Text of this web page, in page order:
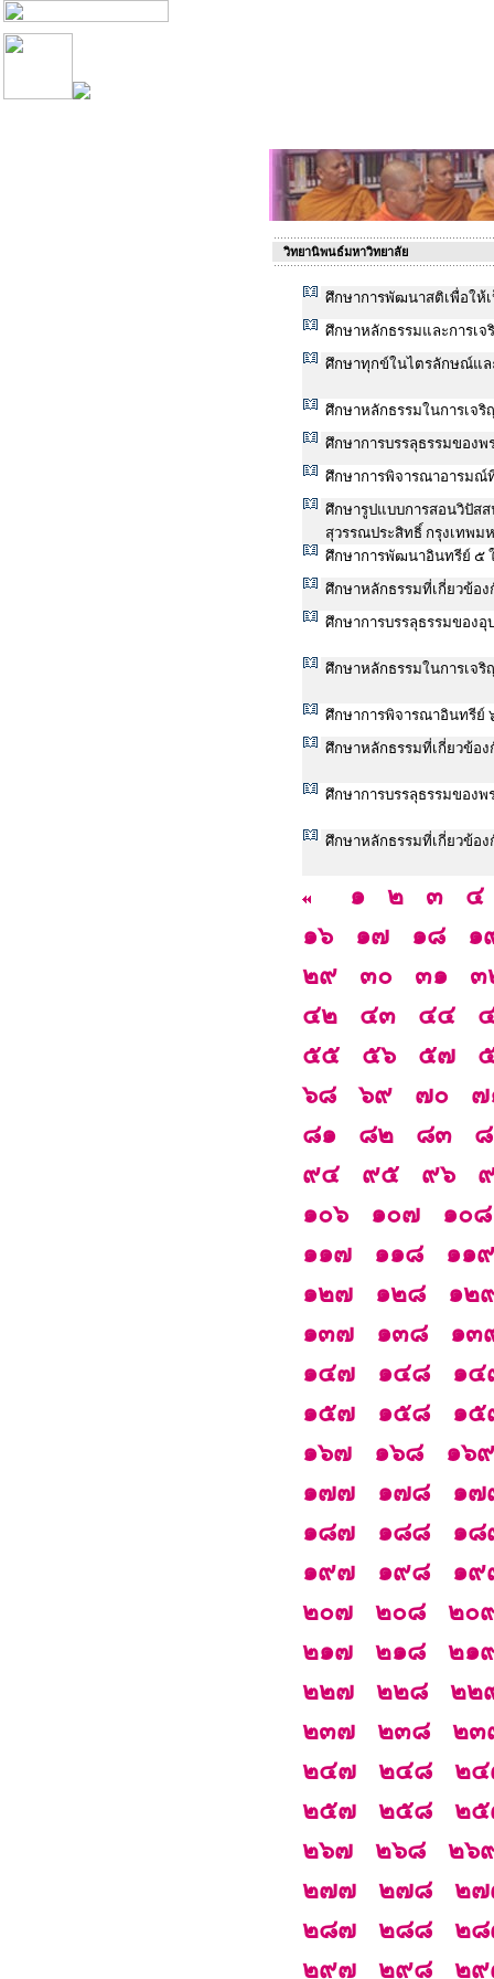
วิทยานิพนธ์มหาวิทยาลัย
ศึกษาการพัฒนาสติเพื่อให้
ศึกษาหลักธรรมและการเ
ศึกษาทุกข์ในไตรลักษณ์แล
ศึกษาหลักธรรมในการเจ
ศึกษาการบรรลุธรรมของพ
ศึกษาการพิจารณาอารมณ์
ศึกษารูปแบบการสอนวิปัส
สุวรรณประสิทธิ์ กรุงเทพม
ศึกษาการพัฒนาอินทรีย์ ๕
ศึกษาหลักธรรมที่เกี่ยวข้อ
ศึกษาการบรรลุธรรมของอุ
ศึกษาหลักธรรมในการเจ
ศึกษาการพิจารณาอินทรีย์
ศึกษาหลักธรรมที่เกี่ยวข้อ
ศึกษาการบรรลุธรรมของพ
ศึกษาหลักธรรมที่เกี่ยวข้อ
๑ ๒ ๓
๔
๑๖
๑๗ ๑๘
๑
๒๙
๓๐ ๓๑
๓
๔๒
๔๓ ๔๔
๕๕
๕๖ ๕๗
๖๘
๖๙ ๗๐
๗
๘๑
๘๒ ๘๓
๙๔
๙๕ ๙๖
๑๐๖
๑๐๗
๑๐๘
๑๑๗
๑๑๘
๑๑๙
๑๒๗
๑๒๘
๑๒
๑๓๗
๑๓๘
๑๓
๑๔๗
๑๔๘
๑๔
๑๕๗
๑๕๘
๑๕
๑๖๗
๑๖๘
๑๖๙
๑๗๗
๑๗๘
๑๗
๑๘๗
๑๘๘
๑๘
๑๙๗
๑๙๘
๑๙
๒๐๗
๒๐๘
๒๐
๒๑๗
๒๑๘
๒๑
๒๒๗
๒๒๘
๒๒
๒๓๗
๒๓๘
๒๓
๒๔๗
๒๔๘
๒
๒๕๗
๒๕๘
๒
๒๖๗
๒๖๘
๒๖
๒๗๗
๒๗๘
๒
๒๘๗
๒๘๘
๒
๒๙๗
๒๙๘
๒